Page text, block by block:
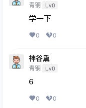
青铜 Lv0
学一下
0 0
神谷熏
青铜 Lv0
6
0 0